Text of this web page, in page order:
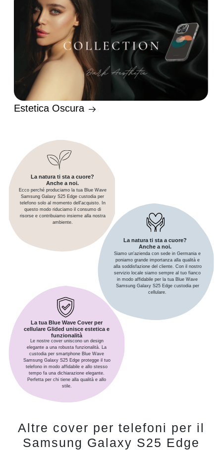
Estetica Oscura
La natura ti sta a cuore?
Anche a noi.
Ecco perché produciamo la tua Blue Wave
Samsung Galaxy S25 Edge custodia per
telefono solo al momento dell'acquisto. In
questo modo riduciamo il consumo di
risorse e contribuiamo insieme alla nostra
ambiente.
La natura ti sta a cuore?
Anche a noi.
Siamo un'azienda con sede in Germania e
poniamo grande importanza alla qualità e
alla soddisfazione del cliente. Con il nostro
servizio locale siamo sempre al tuo fianco
in modo affidabile per la tua Blue Wave
Samsung Galaxy S25 Edge custodia per
cellulare.
La tua Blue Wave Cover per
cellulare Glided unisce estetica e
funzionalità
Le nostre cover uniscono un design
elegante a una robusta funzionalità. La
custodia per smartphone Blue Wave
Samsung Galaxy S25 Edge protegge il tuo
telefono in modo affidabile e allo stesso
tempo fa una dichiarazione elegante.
Perfetta per chi tiene alla qualità e allo
stile.
Altre cover per telefoni per il
Samsung Galaxy S25 Edge